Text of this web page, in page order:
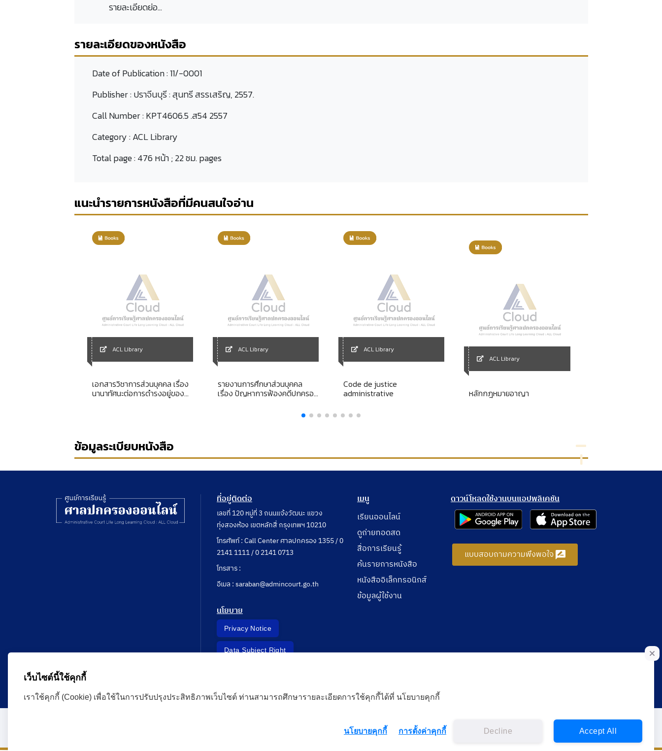
รายละเอียดย่อ...
รายละเอียดของหนังสือ
Date of Publication :11/-0001
Publisher :ปราจีนบุรี : สุนทรี สรรเสริญ, 2557.
Call Number :KPT4606.5 .ส54 2557
Category :ACL Library
Total page :476 หน้า ; 22 ซม. pages
แนะนำรายการหนังสือที่มีคนสนใจอ่าน
ACL Library
เอกสารวิชาการส่วนบุคคล เรื่อง
นานาทัศนะต่อการดำรงอยู่ของ
ACL Library
รายงานการศึกษาส่วนบุคคล
เรื่อง ปัญหาการฟ้องคดีปกครอง
ละเมิดของเจ้าหน้าที่ พ.ศ. 2539
ACL Library
Code de justice
administrative
ACL Library
หลักกฎหมายอาญา
ข้อมูลระเบียบหนังสือ
ที่อยู่ติดต่อ
เลขที่ 120 หมู่ที่ 3 ถนนแจ้งวัฒนะ แขวง
ทุ่งสองห้อง เขตหลักสี่ กรุงเทพฯ 10210
โทรศัพท์ : Call Center ศาลปกครอง 1355 / 0
2141 1111 / 0 2141 0713
โทรสาร :
อีเมล : saraban@admincourt.go.th
นโยบาย
Privacy Notice
Data Subject Right
เมนู
เรียนออนไลน์
ดูถ่ายทอดสด
สื่อการเรียนรู้
ค้นรายการหนังสือ
หนังสืออิเล็กทรอนิกส์
ข้อมูลผู้ใช้งาน
ดาวน์โหลดใช้งานบนแอปพลิเคชัน
แบบสอบถามความพึงพอใจ
เว็บไซต์นี้ใช้คุกกี้
เราใช้คุกกี้ (Cookie) เพื่อใช้ในการปรับปรุงประสิทธิภาพเว็บไซต์ ท่านสามารถศึกษารายละเอียดการใช้คุกกี้ได้ที่ นโยบายคุกกี้
นโยบายคุกกี้ การตั้งค่าคุกกี้ Decline Accept All